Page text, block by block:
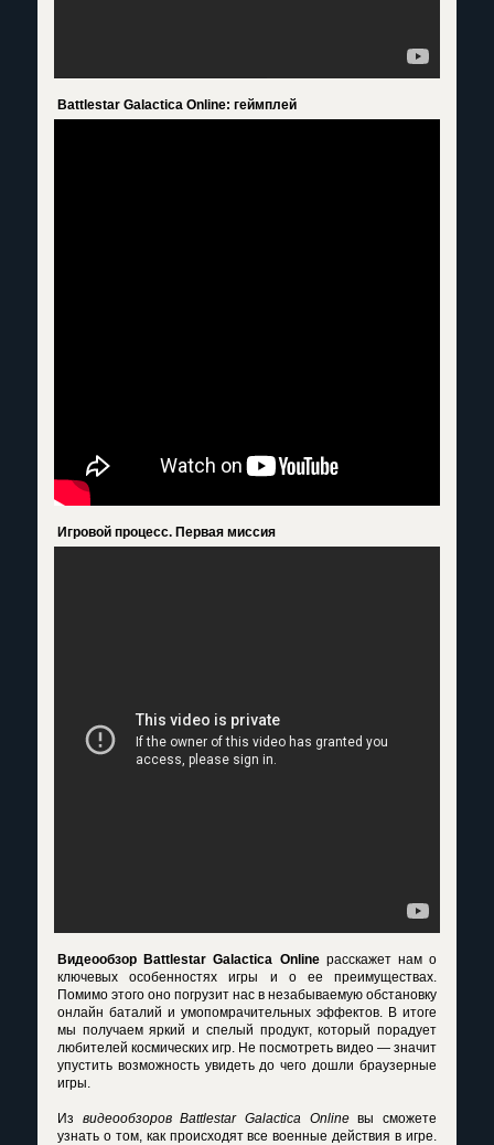
Battlestar Galactica Online: геймплей
Игровой процесс. Первая миссия
Видеообзор Battlestar Galactica Onlineрасскажет нам о
ключевых особенностях игры и о ее преимуществах.
Помимо этого оно погрузит нас в незабываемую обстановку
онлайн баталий и умопомрачительных эффектов. В итоге
мы получаем яркий и спелый продукт, который порадует
любителей космических игр. Не посмотреть видео — значит
упустить возможность увидеть до чего дошли браузерные
игры.
Из видеообзоров Battlestar Galactica Onlineвы сможете
узнать о том, как происходят все военные действия в игре.